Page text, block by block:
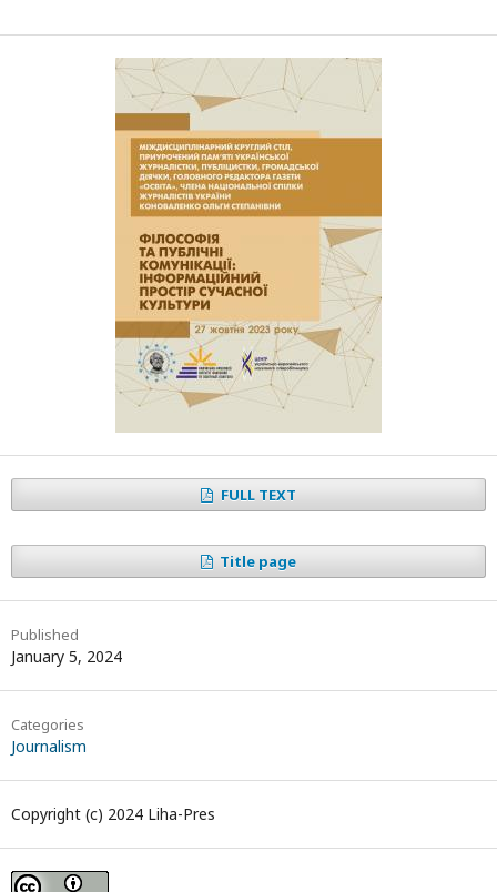
FULL TEXT
Title page
Published
January 5, 2024
Categories
Journalism
Copyright (c) 2024 Liha-Pres